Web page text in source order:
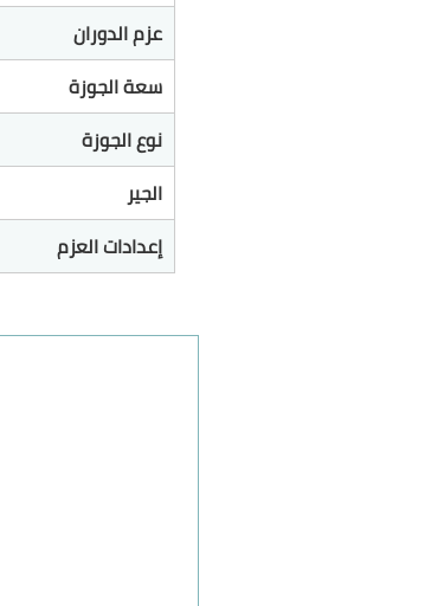
عزم الدوران
سعة الجوزة
نوع الجوزة
الجير
إعدادات العزم